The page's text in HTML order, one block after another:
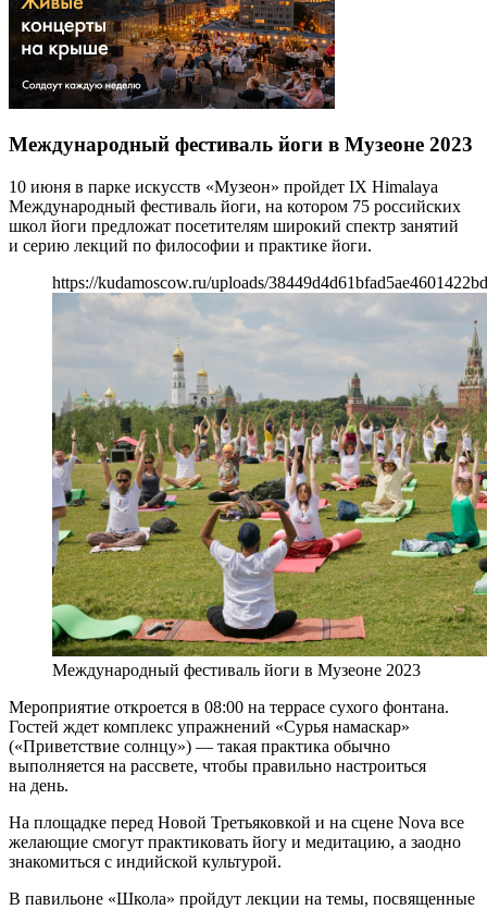
Международный фестиваль йоги в Музеоне 2023
10 июня в парке искусств «Музеон» пройдет IX Himalaya
Международный фестиваль йоги, на котором 75 российских
школ йоги предложат посетителям широкий спектр занятий
и серию лекций по философии и практике йоги.
https://kudamoscow.ru/uploads/
Международный фестиваль йоги в Музеоне 2023
Мероприятие откроется в 08:00 на террасе сухого фонтана.
Гостей ждет комплекс упражнений «Сурья намаскар»
(«Приветствие солнцу») — такая практика обычно
выполняется на рассвете, чтобы правильно настроиться
на день.
На площадке перед Новой Третьяковкой и на сцене Nova все
желающие смогут практиковать йогу и медитацию, а заодно
знакомиться с индийской культурой.
В павильоне «Школа» пройдут лекции на темы, посвященные